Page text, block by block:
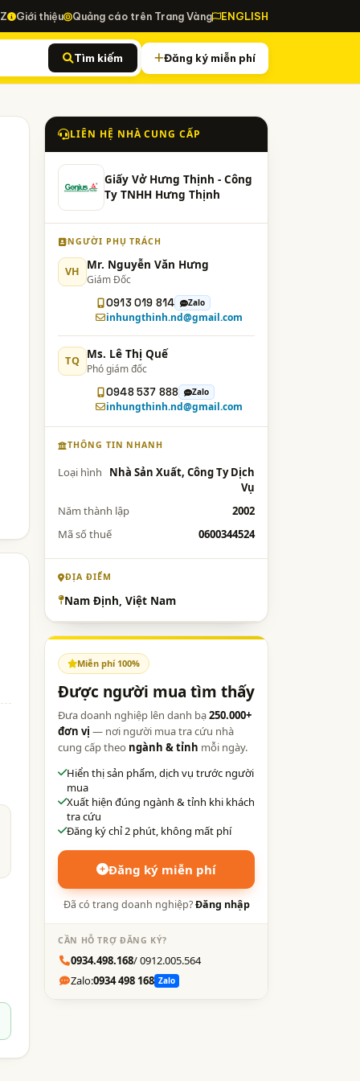
Giới thiệu Quảng cáo trên Trang Vàng ENGLISH
Tìm kiếm Đăng ký miễn phí
LIÊN HỆ NHÀ CUNG CẤP
Giấy Vở Hưng Thịnh - Công
Ty TNHH Hưng Thịnh
NGƯỜI PHỤ TRÁCH
VH Mr. Nguyễn Văn Hưng
Giám Đốc
0913 019 814
Zalo
inhungthinh.nd@gmail.com
TQ Ms. Lê Thị Quế
Phó giám đốc
0948 537 888
Zalo
inhungthinh.nd@gmail.com
THÔNG TIN NHANH
Loại hình
Nhà Sản Xuất, Công Ty Dịch
Vụ
Năm thành lập
2002
Mã số thuế
0600344524
ĐỊA ĐIỂM
Nam Định, Việt Nam
Miễn phí 100%
Được người mua tìm thấy
Đưa doanh nghiệp lên danh bạ250.000+
đơn vị — nơi người mua tra cứu nhà
cung cấp theo ngành & tỉnh mỗi ngày.
Hiển thị sản phẩm, dịch vụ trước người
mua
Xuất hiện đúng ngành & tỉnh khi khách
tra cứu
Đăng ký chỉ 2 phút, không mất phí
Đăng ký miễn phí
Đã có trang doanh nghiệp?Đăng nhập
CẦN HỖ TRỢ ĐĂNG KÝ?
0934.498.168/ 0912.005.564
Zalo:0934 498 168 Zalo